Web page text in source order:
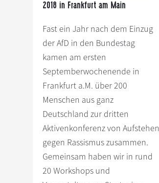
2018 in Frankfurt am Main
Fast ein Jahr nach dem Einzug
der AfD in den Bundestag
kamen am ersten
Septemberwochenende in
Frankfurt a.M. über 200
Menschen aus ganz
Deutschland zur dritten
Aktivenkonferenz von Aufstehen
gegen Rassismus zusammen.
Gemeinsam haben wir in rund
20 Workshops und